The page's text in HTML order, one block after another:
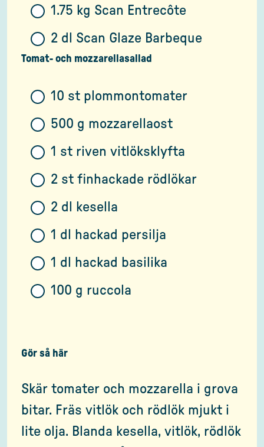
1.75 kg Scan Entrecôte
2 dl Scan Glaze Barbeque
Tomat- och mozzarellasallad
10 st plommontomater
500 g mozzarellaost
1 st riven vitlöksklyfta
2 st finhackade rödlökar
2 dl kesella
1 dl hackad persilja
1 dl hackad basilika
100 g ruccola
Gör så här
Skär tomater och mozzarella i grova
bitar. Fräs vitlök och rödlök mjukt i
lite olja. Blanda kesella, vitlök, rödlök